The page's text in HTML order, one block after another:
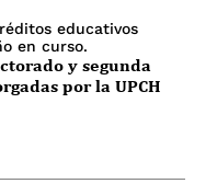
educativos
en curso.
y segunda
por la UPCH